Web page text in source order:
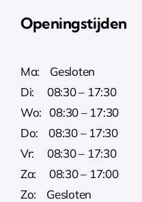
Openingstijden
Ma: Gesloten
Di: 08:30 – 17:30
Wo: 08:30 – 17:30
Do: 08:30 – 17:30
Vr: 08:30 – 17:30
Za: 08:30 – 17:00
Zo: Gesloten